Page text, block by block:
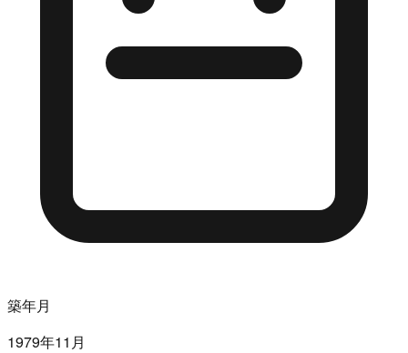
築年月
1979年11月